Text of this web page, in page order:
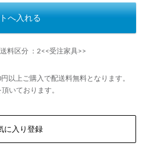
へ入れる
料区分 ：2<<受注家具>>
以上ご購入で配送料無料となります。
いております。
に入り登録